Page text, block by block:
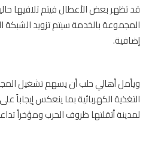
بعض الأعطال فيتم تلافيها حالياً،
أهالي حلب أن يسهم تشغيل
الكهربائية بما ينعكس إيجاباً على
أثقلتها ظروف الحرب ومؤخراً تداعيات